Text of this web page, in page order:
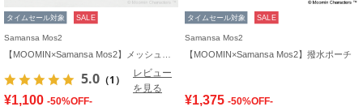
タイムセール対象 SALE
Samansa Mos2
5.0 （1）
レビュー
を見る
¥1,100 -50%OFF-
タイムセール対象 SALE
Samansa Mos2
【MOOMIN×Samansa Mos2】撥水ポーチ
¥1,375 -50%OFF-